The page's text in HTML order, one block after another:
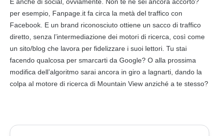
per esempio, Fanpage.it fa circa la metà del traffico con
Facebook. E un brand riconosciuto ottiene un sacco di traffico
diretto, senza l’intermediazione dei motori di ricerca, così come
un sito/blog che lavora per fidelizzare i suoi lettori. Tu stai
facendo qualcosa per smarcarti da Google? O alla prossima
modifica dell’algoritmo sarai ancora in giro a lagnarti, dando la
colpa al motore di ricerca di Mountain View anziché a te stesso?